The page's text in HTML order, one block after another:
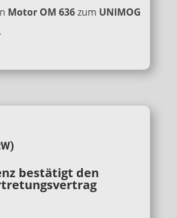
Motor OM 636zum UNIMOG
bestätigt den